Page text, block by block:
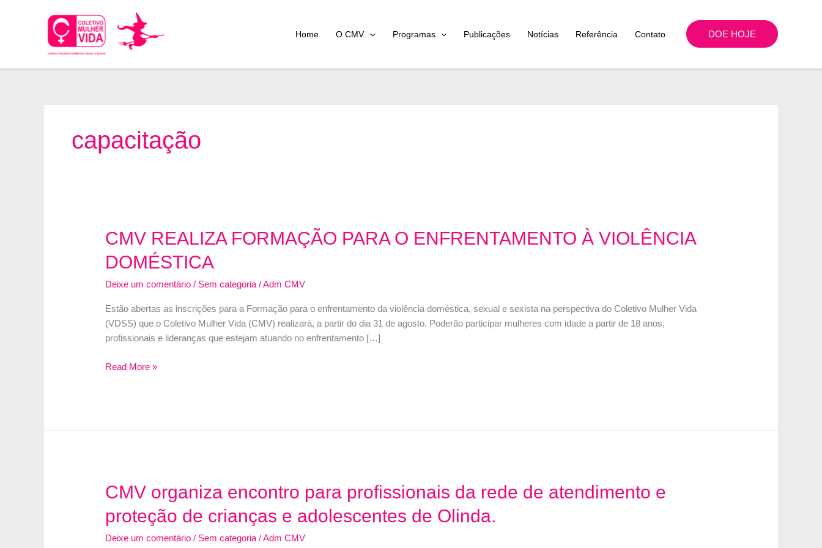
Home O CMV Programas Publicações Notícias Referência Contato DOE HOJE
capacitação
CMV REALIZA FORMAÇÃO PARA O ENFRENTAMENTO À VIOLÊNCIA
DOMÉSTICA
Deixe um comentário / Sem categoria /Adm CMV
Estão abertas as inscrições para a Formação para o enfrentamento da violência doméstica, sexual e sexista na perspectiva do Coletivo Mulher Vida
(VDSS) que o Coletivo Mulher Vida (CMV) realizará, a partir do dia 31 de agosto. Poderão participar mulheres com idade a partir de 18 anos,
profissionais e lideranças que estejam atuando no enfrentamento […]
CMV
DOMÉSTICA
Read More »
CMV organiza encontro para profissionais da rede de atendimento e
proteção de crianças e adolescentes de Olinda.
Deixe um comentário / Sem categoria /Adm CMV